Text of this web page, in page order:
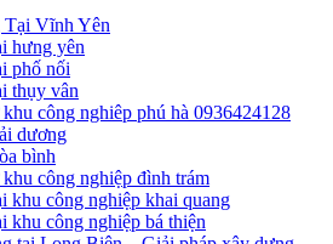
Tại Vĩnh Yên
hưng yên
phố nối
thụy vân
công nghiêp phú hà 0936424128
dương
bình
công nghiệp đình trám
khu công nghiệp khai quang
khu công nghiệp bá thiện